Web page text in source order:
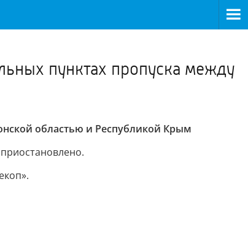
пунктах пропуска между
областью и Республикой Крым